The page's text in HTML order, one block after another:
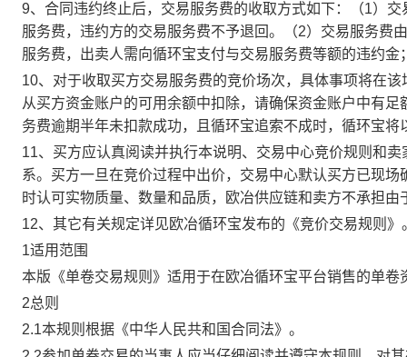
9、合同违约终止后，交易服务费的收取方式如下：（1）
服务费，违约方的交易服务费不予退回。（2）交易服务费
服务费，出卖人需向循环宝支付与交易服务费等额的违约
10、对于收取买方交易服务费的竞价场次，具体事项将在
从买方资金账户的可用余额中扣除，请确保资金账户中有
务费逾期半年未扣款成功，且循环宝追索不成时，循环宝将
11、买方应认真阅读并执行本说明、交易中心竞价规则和
系。买方一旦在竞价过程中出价，交易中心默认买方已现
时认可实物质量、数量和品质，欧冶供应链和卖方不承担由
12、其它有关规定详见欧冶循环宝发布的《竞价交易规则》
1适用范围
本版《单卷交易规则》适用于在欧冶循环宝平台销售的单卷
2总则
2.1本规则根据《中华人民共和国合同法》。